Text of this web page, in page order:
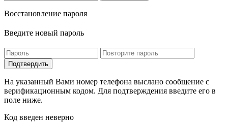
Восстановление пароля
Введите новый пароль
На указанный Вами номер телефона выслано сообщение с
верификационным кодом. Для подтверждения введите его в
поле ниже.
Код введен неверно